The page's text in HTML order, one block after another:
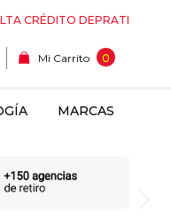
CRÉDITO DEPRATI
Mi Carrito 0
MARCAS